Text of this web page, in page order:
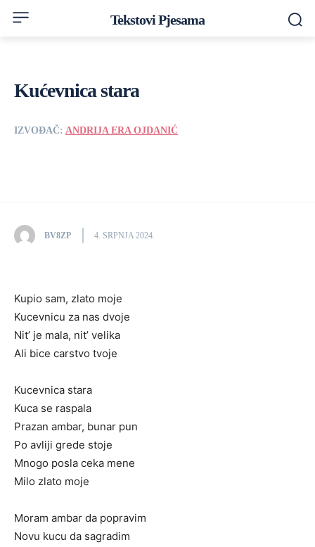
Tekstovi Pjesama
Kućevnica stara
IZVOĐAČ: ANDRIJA ERA OJDANIĆ
BV8ZP 4. SRPNJA 2024.
Kupio sam, zlato moje
Kucevnicu za nas dvoje
Nit’ je mala, nit’ velika
Ali bice carstvo tvoje
Kucevnica stara
Kuca se raspala
Prazan ambar, bunar pun
Po avliji grede stoje
Mnogo posla ceka mene
Milo zlato moje
Moram ambar da popravim
Novu kucu da sagradim